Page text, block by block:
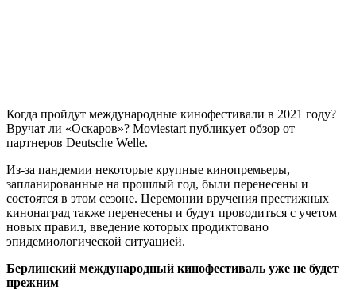
Когда пройдут международные кинофестивали в 2021 году?
Вручат ли «Оскаров»? Moviestart публикует обзор от
партнеров Deutsche Welle.
Из-за пандемии некоторые крупные кинопремьеры,
запланированные на прошлый год, были перенесены и
состоятся в этом сезоне. Церемонии вручения престижных
кинонаград также перенесены и будут проводиться с учетом
новых правил, введение которых продиктовано
эпидемиологической ситуацией.
Берлинский международный кинофестиваль уже не будет
прежним